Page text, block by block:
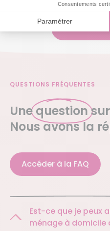
Je
QUESTIONS FRÉQUENTES
Unequestion
Nous avons la
Accéder à la FAQ
Est-ce que je peux
ménage à domicile